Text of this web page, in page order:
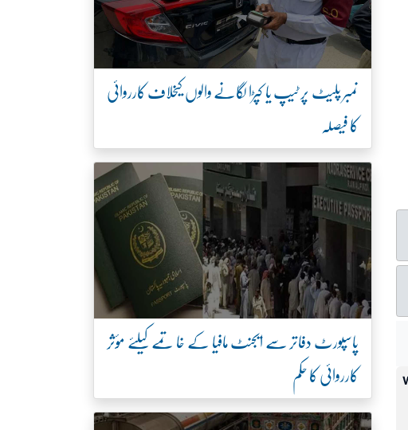
نمبر پلیٹ پر ٹیپ یا کپڑا لگانے والوں کیخلاف کارروائی
کا فیصلہ
پاسپورٹ دفاتر سے ایجنٹ مافیا کے خاتمے کیلئے مؤثر
کارروائی کا حکم